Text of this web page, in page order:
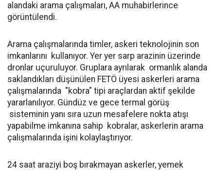
alandaki arama çalışmaları, AA muhabirlerince
görüntülendi.
Arama çalışmalarında timler, askeri teknolojinin son
imkanlarını kullanıyor. Yer yer sarp arazinin üzerinde
dronlar uçuruluyor. Gruplara ayrılarak ormanlık alanda
saklandıkları düşünülen FETÖ üyesi askerleri arama
çalışmalarında "kobra" tipi araçlardan aktif şekilde
yararlanılıyor. Gündüz ve gece termal görüş
sisteminin yanı sıra uzun mesafelere nokta atışı
yapabilme imkanına sahip kobralar, askerlerin arama
çalışmalarında işini kolaylaştırıyor.
24 saat araziyi boş bırakmayan askerler, yemek